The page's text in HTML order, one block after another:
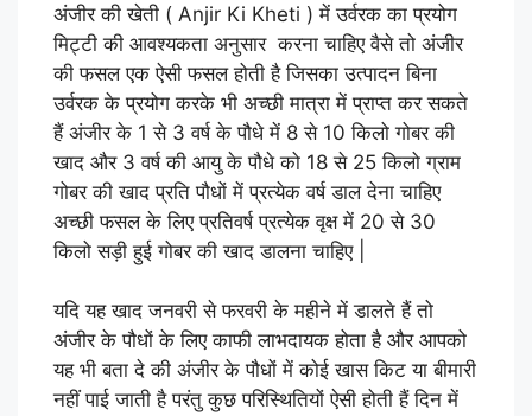
अंजीर की खेती ( Anjir Ki Kheti ) में उर्वरक का प्रयोग
मिट्टी की आवश्यकता अनुसार करना चाहिए वैसे तो अंजीर
की फसल एक ऐसी फसल होती है जिसका उत्पादन बिना
उर्वरक के प्रयोग करके भी अच्छी मात्रा में प्राप्त कर सकते
हैं अंजीर के 1 से 3 वर्ष के पौधे में 8 से 10 किलो गोबर की
खाद और 3 वर्ष की आयु के पौधे को 18 से 25 किलो ग्राम
गोबर की खाद प्रति पौधों में प्रत्येक वर्ष डाल देना चाहिए
अच्छी फसल के लिए प्रतिवर्ष प्रत्येक वृक्ष में 20 से 30
किलो सड़ी हुई गोबर की खाद डालना चाहिए |
यदि यह खाद जनवरी से फरवरी के महीने में डालते हैं तो
अंजीर के पौधों के लिए काफी लाभदायक होता है और आपको
यह भी बता दे की अंजीर के पौधों में कोई खास किट या बीमारी
नहीं पाई जाती है परंतु कुछ परिस्थितियों ऐसी होती हैं दिन में